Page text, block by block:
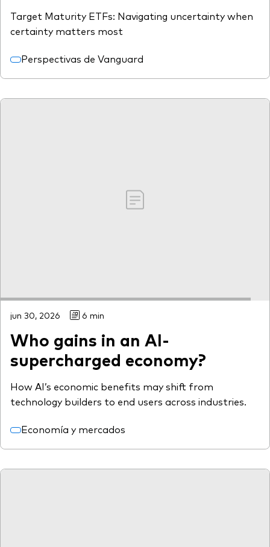
Target Maturity ETFs: Navigating uncertainty when
certainty matters most
Perspectivas de Vanguard
jun 30, 2026 6 min
Who gains in an AI-
supercharged economy?
How AI’s economic benefits may shift from
technology builders to end users across industries.
Economía y mercados